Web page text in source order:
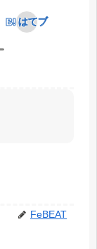
はてブ
FeBEAT